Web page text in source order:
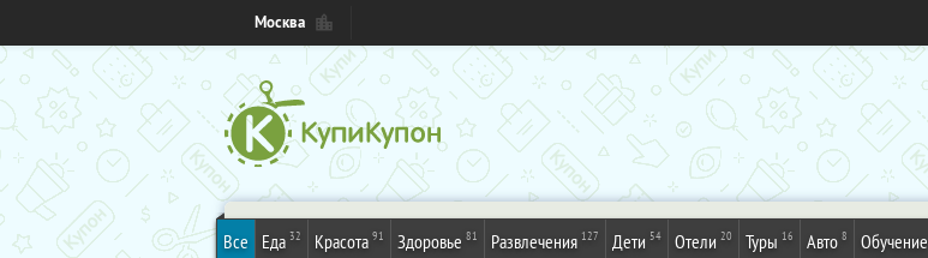
Москва
Все Еда 32 Красота 91 Здоровье 81 Развлечения 127 Дети 54 Отели 20 Туры 16 Авто 8 Обучение